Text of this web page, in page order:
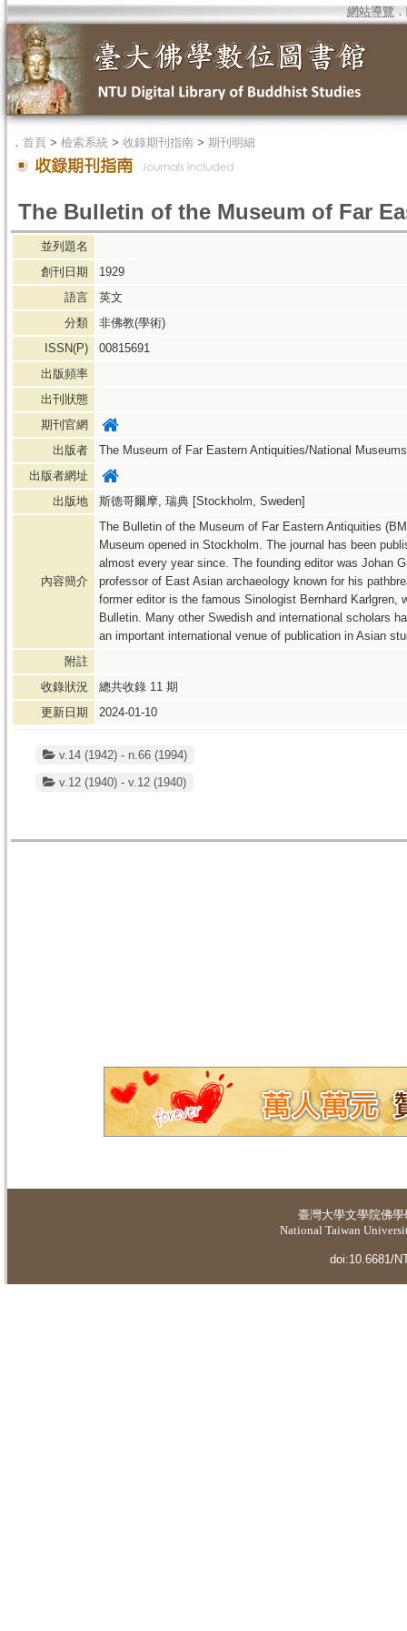
網站導覽 ．
． 首頁 > 檢索系統 > 收錄期刊指南 > 期刊明細
The Bulletin of the Museum of Far
並列題名
創刊日期
1929
語言
英文
分類
非佛教(學術)
ISSN(P)
00815691
出版頻率
出刊狀態
期刊官網
出版者
The Museum of Far Eastern Antiquities/National
出版者網址
出版地
斯德哥爾摩, 瑞典 [Stockholm, Sweden]
內容簡介
The Bulletin of the Museum of Far Eastern Antiquities
Museum opened in Stockholm. The journal has been
almost every year since. The founding editor was Johan
professor of East Asian archaeology known for his
former editor is the famous Sinologist Bernhard Karlgren,
Bulletin. Many other Swedish and international scholars
an important international venue of publication in Asian
附註
收錄狀況
總共收錄 11 期
更新日期
2024-01-10
v.14 (1942) - n.66 (1994)
v.12 (1940) - v.12 (1940)
臺灣大學文學院佛
National Taiwan
doi:10.6681/